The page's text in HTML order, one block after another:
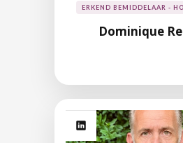
ERKEND BEMIDDELAAR -
Dominique